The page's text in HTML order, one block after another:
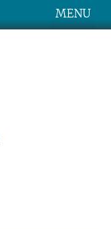
MENU